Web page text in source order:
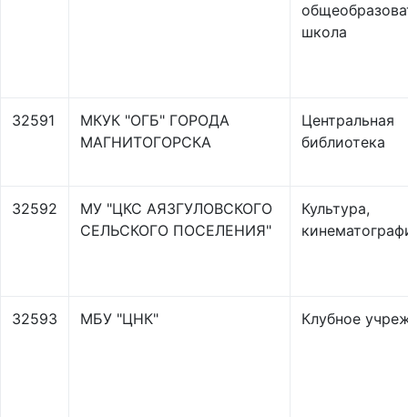
школа
32591
МКУК "ОГБ" ГОРОДА
МАГНИТОГОРСКА
Центральная
библиотека
32592
МУ "ЦКС АЯЗГУЛОВСКОГО
СЕЛЬСКОГО ПОСЕЛЕНИЯ"
Культура,
32593 МБУ "ЦНК" Клубное